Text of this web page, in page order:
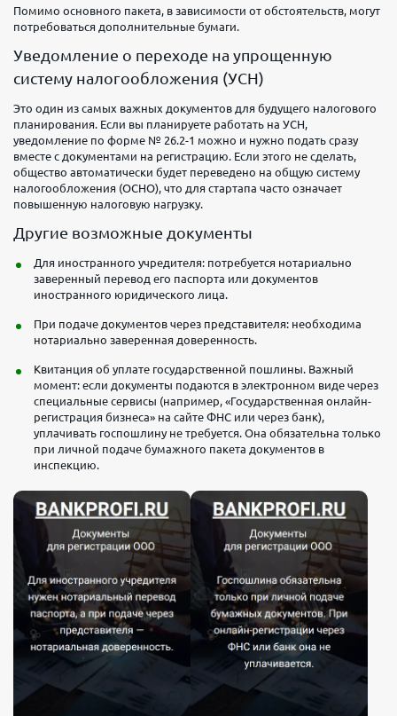
Помимо основного пакета, в зависимости от обстоятельств, могут
потребоваться дополнительные бумаги.
Уведомление о переходе на упрощенную
систему налогообложения (УСН)
Это один из самых важных документов для будущего налогового
планирования. Если вы планируете работать на УСН,
уведомление по форме № 26.2-1 можно и нужно подать сразу
вместе с документами на регистрацию. Если этого не сделать,
общество автоматически будет переведено на общую систему
налогообложения (ОСНО), что для стартапа часто означает
повышенную налоговую нагрузку.
Другие возможные документы
Для иностранного учредителя: потребуется нотариально
заверенный перевод его паспорта или документов
иностранного юридического лица.
При подаче документов через представителя: необходима
нотариально заверенная доверенность.
Квитанция об уплате государственной пошлины. Важный
момент: если документы подаются в электронном виде через
специальные сервисы (например, «Государственная онлайн-
регистрация бизнеса» на сайте ФНС или через банк),
уплачивать госпошлину не требуется. Она обязательна только
при личной подаче бумажного пакета документов в
инспекцию.